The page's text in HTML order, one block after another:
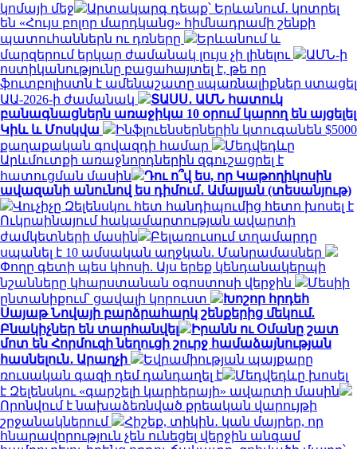
կոմայի մեջ
Արտակարգ դեպք՝ Երևանում․ կոտրել
են «Հույս բոլոր մարդկանց» հիմնադրամի շենքի
պատուհաններն ու դռները
Երևանում և
մարզերում երկար ժամանակ լույս չի լինելու
ԱՄՆ-ի
ոստիկանությունը բացահայտել է, թե որ
ֆուտբոլիստն է ամենաշատը uպառնալիքներ ստացել
ԱԱ-2026-ի ժամանակ
ՏԱՍՍ․ ԱՄՆ հատուկ
բանագնացներն առաջիկա 10 օրում կարող են այցելել
Կիև և Մոսկվա
Ինֆլուենսերներին կտուգանեն $5000
քաղաքական գովազդի համար
Մեդվեդևը
Արևմուտքի առաջնորդներին զգուշացրել է
հատուցման մասին
Դու ո՞վ ես, որ Կաթողիկոսին
ավազանի անունով ես դիմում․ Ամալյան (տեսանյութ)
Վուչիչը Զելենսկու հետ հանդիպումից հետո խոսել է
Ուկրաինայում հակամարտության ավարտի
ժամկետների մասին
Բելառուսում տղամարդը
սպանել է 10 ամսական աղջկան. Մանրամասներ
Փողը գետի պես կհոսի. Այս երեք կենդանակերպի
նշանները կհարստանան օգոստոսի վերջին
Մեսիի
ընտանիքում՝ ցավալի կորուստ
Խոշոր հրդեհ
Սայաթ Նովայի բարձրահարկ շենքերից մեկում.
Բնակիչներ են տարհանվել
Իրանն ու Օմանը շատ
մոտ են Հորմուզի նեղուցի շուրջ համաձայնության
հասնելուն․ Արաղչի
Եվրամիության պայքարը
ռուսական գազի դեմ դանդաղել է
Մեդվեդևը խոսել
է Զելենսկու «գարշելի կարիերայի» ավարտի մասին
Որոնվում է նախաձեռնված քրեական վարույթի
շրջանակներում
Հիշեք, տիկին․ կան մայրեր, որ
հնարավորություն չեն ունեցել վերջին անգամ